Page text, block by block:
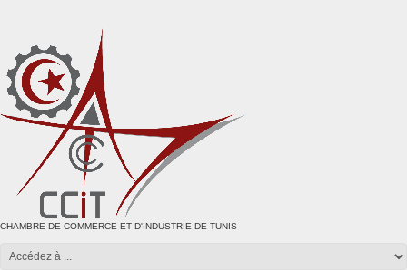
CHAMBRE DE COMMERCE ET D'INDUSTRIE DE TUNIS